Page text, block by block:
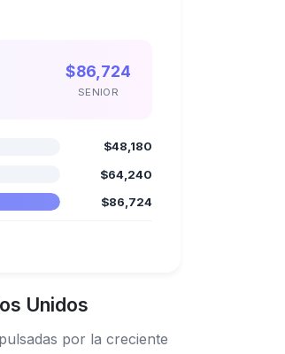
$86,724
SENIOR
$48,180
$64,240
$86,724
Unidos
por la creciente